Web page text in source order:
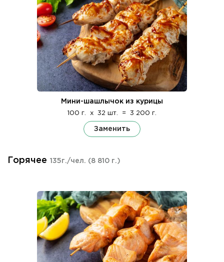
Мини-шашлычок из курицы
100 г. x 32 шт. = 3 200 г.
Заменить
Горячее 135г./чел. (8 810 г.)